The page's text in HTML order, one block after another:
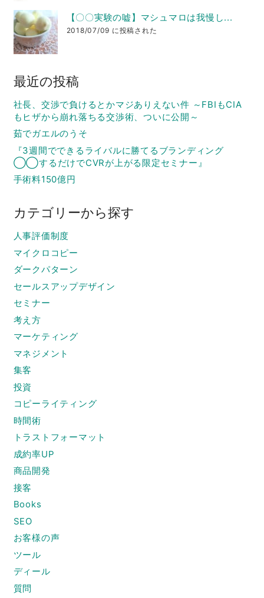
【〇〇実験の嘘】マシュマロは我慢し...
2018/07/09 に投稿された
最近の投稿
社長、交渉で負けるとかマジありえない件 ～FBIもCIA
もヒザから崩れ落ちる交渉術、ついに公開～
茹でガエルのうそ
『3週間でできるライバルに勝てるブランディング
◯◯するだけでCVRが上がる限定セミナー』
手術料150億円
カテゴリーから探す
人事評価制度
マイクロコピー
ダークパターン
セールスアップデザイン
セミナー
考え方
マーケティング
マネジメント
集客
投資
コピーライティング
時間術
トラストフォーマット
成約率UP
商品開発
接客
Books
SEO
お客様の声
ツール
ディール
質問